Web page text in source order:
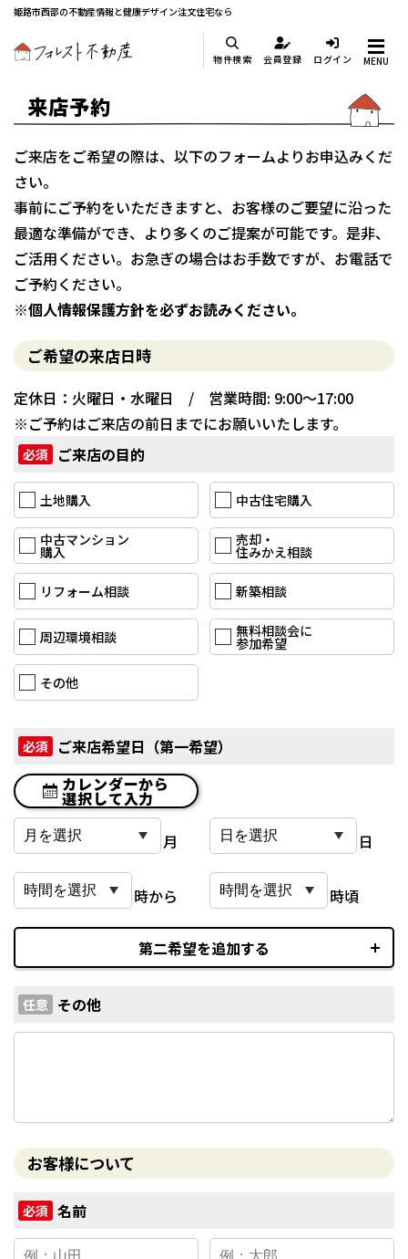
姫路市西部の不動産情報と健康デザイン注文住宅なら
物件検索 会員登録 ログイン MENU
来店予約
ご来店をご希望の際は、以下のフォームよりお申込みくだ
さい。
事前にご予約をいただきますと、お客様のご要望に沿った
最適な準備ができ、より多くのご提案が可能です。是非、
ご活用ください。お急ぎの場合はお手数ですが、お電話で
ご予約ください。
※個人情報保護方針を必ずお読みください。
ご希望の来店日時
定休日：火曜日・水曜日 / 営業時間: 9:00～17:00
※ご予約はご来店の前日までにお願いいたします。
必須 ご来店の目的
土地購入 中古住宅購入
中古マンション
購入
売却・
住みかえ相談
リフォーム相談 新築相談
周辺環境相談 無料相談会に
参加希望
その他
必須
ご来店希望日（第一希望）
カレンダーから
選択して入力
月
日
時から 時頃
第二希望を追加する
任意 その他
お客様について
必須 名前